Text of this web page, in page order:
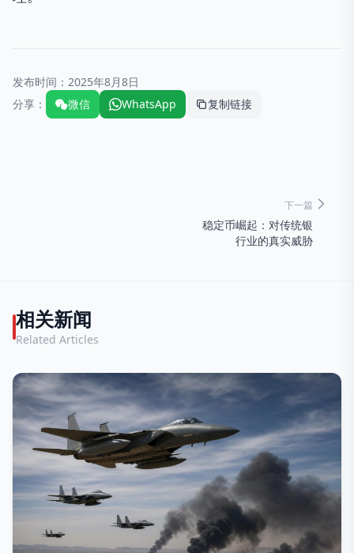
发布时间： 2025年8月8日
分享：
微信 WhatsApp 复制链接
下一篇
稳定币崛起：对传统银
行业的真实威胁
相关新闻
Related Articles